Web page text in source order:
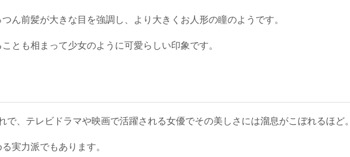
ん前髪が大きな目を強調し、より大きくお人形の瞳のようです。
とも相まって少女のように可愛らしい印象です。
で、テレビドラマや映画で活躍される女優でその美しさには溜息がこぼれるほど。
実力派でもあります。